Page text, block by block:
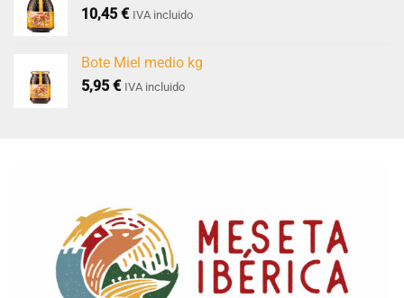
1,00 €
3,50 €
10,45 € IVA incluido
Bote Miel medio kg
5,95 € IVA incluido